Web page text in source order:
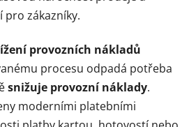
zákazníky.
provozních nákladů
procesu odpadá potřeba
snižuje provozní náklady.
moderními platebními